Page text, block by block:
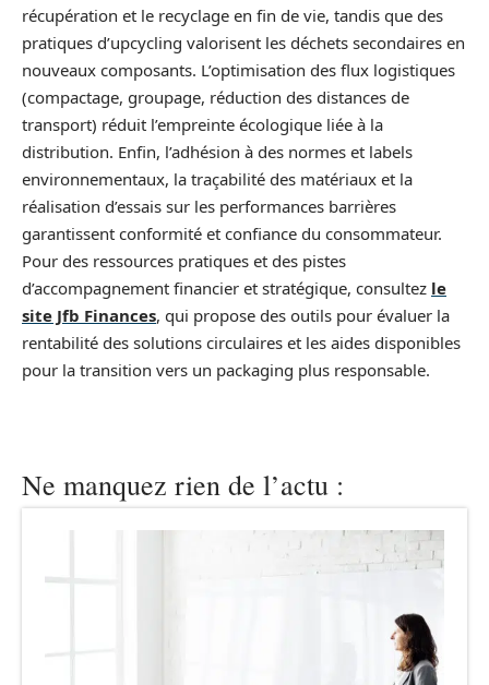
récupération et le recyclage en fin de vie, tandis que des
pratiques d’upcycling valorisent les déchets secondaires en
nouveaux composants. L’optimisation des flux logistiques
(compactage, groupage, réduction des distances de
transport) réduit l’empreinte écologique liée à la
distribution. Enfin, l’adhésion à des normes et labels
environnementaux, la traçabilité des matériaux et la
réalisation d’essais sur les performances barrières
garantissent conformité et confiance du consommateur.
Pour des ressources pratiques et des pistes
d’accompagnement financier et stratégique, consultez le
site Jfb Finances, qui propose des outils pour évaluer la
rentabilité des solutions circulaires et les aides disponibles
pour la transition vers un packaging plus responsable.
Ne manquez rien de l’actu :